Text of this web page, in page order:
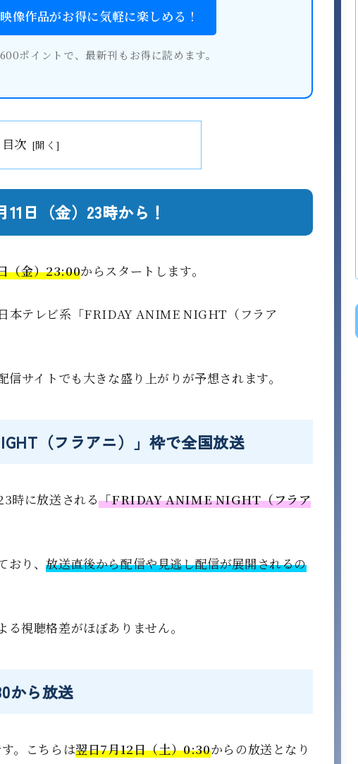
像作品がお得に気軽に楽しめる！
ポイントで、最新刊もお得に読めます。
目次
日（金）23時から！
（金）23:00からスタートします。
本テレビ系「FRIDAY ANIME NIGHT（フラア
サイトでも大きな盛り上がりが予想されます。
（フラアニ）」枠で全国放送
時に放送される「FRIDAY ANIME NIGHT（フラア
おり、放送直後から配信や見逃し配信が展開されるの
視聴格差がほぼありません。
から放送
。こちらは翌日7月12日（土）0:30からの放送となり